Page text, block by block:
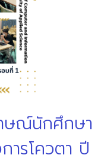
ษณ์นักศึกษา
ารโควตา ปี